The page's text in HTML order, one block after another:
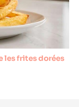
les frites dorées